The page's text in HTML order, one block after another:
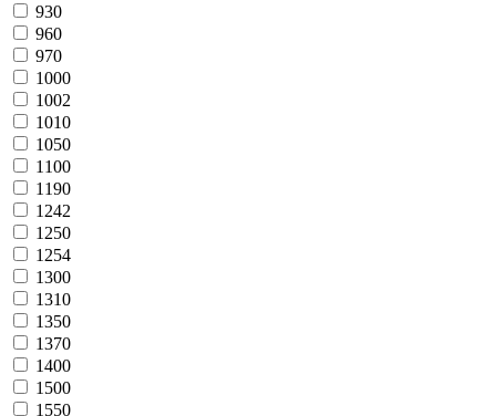
930
960
970
1000
1002
1010
1050
1100
1190
1242
1250
1254
1300
1310
1350
1370
1400
1500
1550